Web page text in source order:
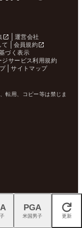
運営会社
て
会員規約
づく表示
ジサービス利用規約
サイトマップ
転用、コピー等は禁じま
閉じる
PGA
米国男子 更新